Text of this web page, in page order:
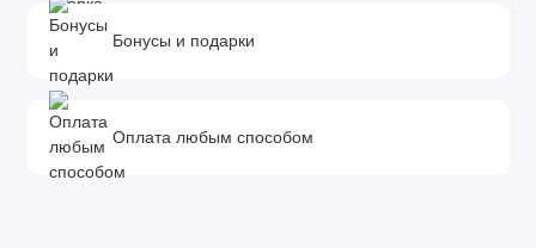
Бонусы и подарки
Оплата любым способом